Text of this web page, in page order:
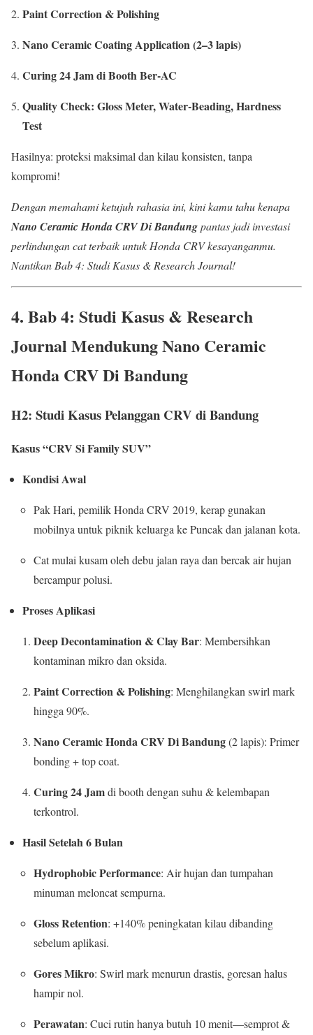
Paint Correction & Polishing
Nano Ceramic Coating Application (2–3 lapis)
Curing 24 Jam di Booth Ber-AC
Quality Check: Gloss Meter, Water-Beading, Hardness
Test
Hasilnya: proteksi maksimal dan kilau konsisten, tanpa
kompromi!
Dengan memahami ketujuh rahasia ini, kini kamu tahu kenapa
Nano Ceramic Honda CRV Di Bandungpantas jadi investasi
perlindungan cat terbaik untuk Honda CRV kesayanganmu.
Nantikan Bab 4: Studi Kasus & Research Journal!
4. Bab 4: Studi Kasus & Research
Journal MendukungNano Ceramic
Honda CRV Di Bandung
H2: Studi Kasus Pelanggan CRV di Bandung
Kasus “CRV Si Family SUV”
Kondisi Awal
Pak Hari, pemilik Honda CRV 2019, kerap gunakan
mobilnya untuk piknik keluarga ke Puncak dan jalanan kota.
Cat mulai kusam oleh debu jalan raya dan bercak air hujan
bercampur polusi.
Proses Aplikasi
Deep Decontamination & Clay Bar: Membersihkan
kontaminan mikro dan oksida.
Paint Correction & Polishing: Menghilangkan swirl mark
hingga 90%.
Nano Ceramic Honda CRV Di Bandung(2 lapis): Primer
bonding + top coat.
Curing 24 Jamdi booth dengan suhu & kelembapan
terkontrol.
Hasil Setelah 6 Bulan
Hydrophobic Performance: Air hujan dan tumpahan
minuman meloncat sempurna.
Gloss Retention: +140% peningkatan kilau dibanding
sebelum aplikasi.
Gores Mikro: Swirl mark menurun drastis, goresan halus
hampir nol.
Perawatan: Cuci rutin hanya butuh 10 menit—semprot &